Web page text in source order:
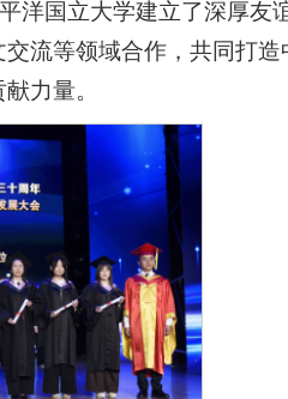
洋国立大学建立了深厚友
流等领域合作，共同打造
力量。